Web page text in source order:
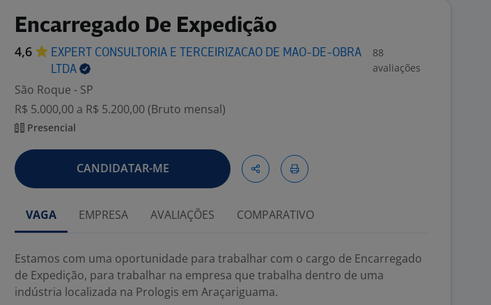
Encarregado De Expedição
4,6
EXPERT CONSULTORIA E TERCEIRIZACAO DE MAO-DE-OBRA
LTDA
88
avaliações
São Roque - SP
R$ 5.000,00 a R$ 5.200,00 (Bruto mensal)
Presencial
CANDIDATAR-ME
VAGA EMPRESA AVALIAÇÕES COMPARATIVO
Estamos com uma oportunidade para trabalhar com o cargo de Encarregado
de Expedição, para trabalhar na empresa que trabalha dentro de uma
indústria localizada na Prologis em Araçariguama.